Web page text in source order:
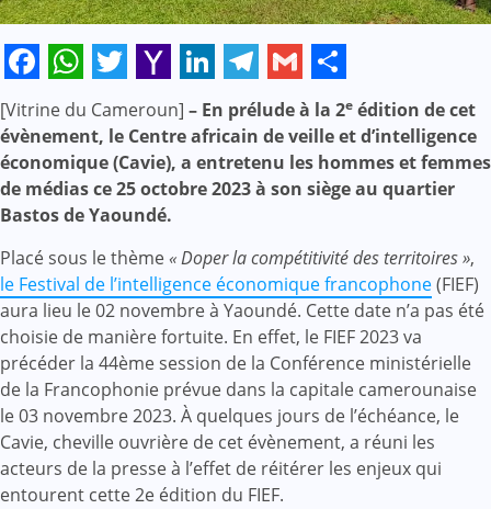
Facebook
WhatsApp
Twitter
Yahoo
Mail
LinkedIn
Telegram
GmailShare
[Vitrine du Cameroun] – En prélude à la 2e édition de cet
évènement, le Centre africain de veille et d’intelligence
économique (Cavie), a entretenu les hommes et femmes
de médias ce 25 octobre 2023 à son siège au quartier
Bastos de Yaoundé.
Placé sous le thème« Doper la compétitivité des territoires »,
le Festival de l’intelligence économique francophone(FIEF)
aura lieu le 02 novembre à Yaoundé. Cette date n’a pas été
choisie de manière fortuite. En effet, le FIEF 2023 va
précéder la 44ème session de la Conférence ministérielle
de la Francophonie prévue dans la capitale camerounaise
le 03 novembre 2023. À quelques jours de l’échéance, le
Cavie, cheville ouvrière de cet évènement, a réuni les
acteurs de la presse à l’effet de réitérer les enjeux qui
entourent cette 2e édition du FIEF.